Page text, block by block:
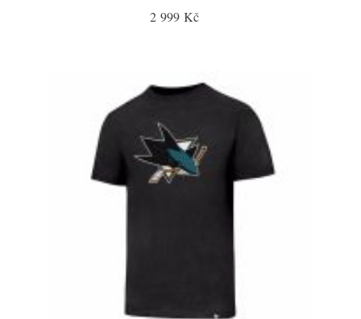
2 999 Kč